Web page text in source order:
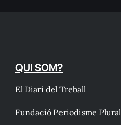
QUI SOM?
El Diari del Treball
Fundació Periodisme Plural